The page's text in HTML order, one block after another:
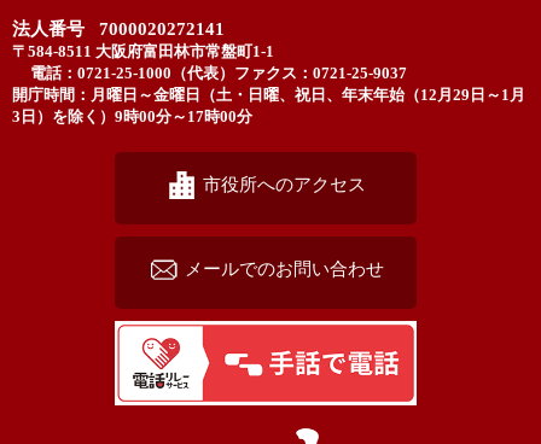
法人番号 7000020272141
〒584-8511 大阪府富田林市常盤町1-1
電話：0721-25-1000（代表） ファクス：0721-25-9037
開庁時間：月曜日～金曜日（土・日曜、祝日、年末年始（12月29日～1月
3日）を除く）9時00分～17時00分
市役所へのアクセス
メールでのお問い合わせ